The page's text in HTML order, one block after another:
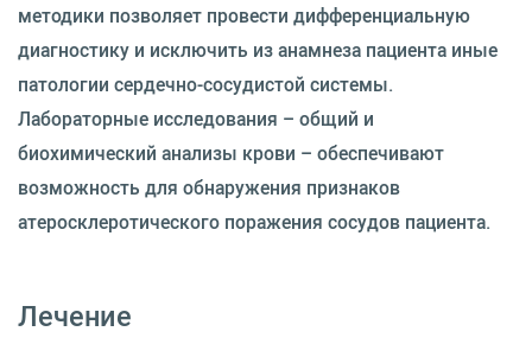
методики позволяет провести дифференциальную
диагностику и исключить из анамнеза пациента иные
патологии сердечно-сосудистой системы.
Лабораторные исследования – общий и
биохимический анализы крови – обеспечивают
возможность для обнаружения признаков
атеросклеротического поражения сосудов пациента.
Лечение